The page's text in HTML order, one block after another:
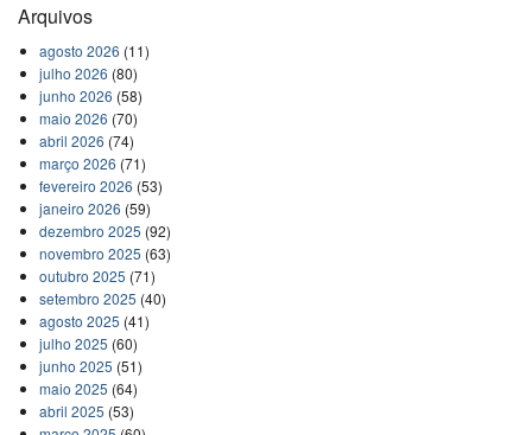
Arquivos
agosto 2026 (11)
julho 2026 (80)
junho 2026 (58)
maio 2026 (70)
abril 2026 (74)
março 2026 (71)
fevereiro 2026 (53)
janeiro 2026 (59)
dezembro 2025 (92)
novembro 2025 (63)
outubro 2025 (71)
setembro 2025 (40)
agosto 2025 (41)
julho 2025 (60)
junho 2025 (51)
maio 2025 (64)
abril 2025 (53)